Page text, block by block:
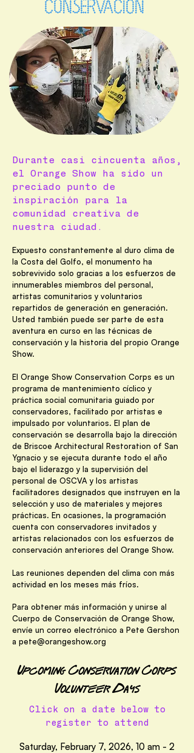
CONSERVACIÓN
Durante casi cincuenta años,
el Orange Show ha sido un
preciado punto de
inspiración para la
comunidad creativa de
nuestra ciudad.
Expuesto constantemente al duro clima de
la Costa del Golfo, el monumento ha
sobrevivido solo gracias a los esfuerzos de
innumerables miembros del personal,
artistas comunitarios y voluntarios
repartidos de generación en generación.
Usted también puede ser parte de esta
aventura en curso en las técnicas de
conservación y la historia del propio Orange
Show.
El Orange Show Conservation Corps es un
programa de mantenimiento cíclico y
práctica social comunitaria guiado por
conservadores, facilitado por artistas e
impulsado por voluntarios. El plan de
conservación se desarrolla bajo la dirección
de Briscoe Architectural Restoration of San
Ygnacio y se ejecuta durante todo el año
bajo el liderazgo y la supervisión del
personal de OSCVA y los artistas
facilitadores designados que instruyen en la
selección y uso de materiales y mejores
prácticas. En ocasiones, la programación
cuenta con conservadores invitados y
artistas relacionados con los esfuerzos de
conservación anteriores del Orange Show.
Las reuniones dependen del clima con más
actividad en los meses más fríos.
Para obtener más información y unirse al
Cuerpo de Conservación de Orange Show,
envíe un correo electrónico a Pete Gershon
a pete@orangeshow.org
Upcoming Conservation Corps
Volunteer Days
Click on a date below to
register to attend
Saturday, February 7, 2026, 10 am - 2